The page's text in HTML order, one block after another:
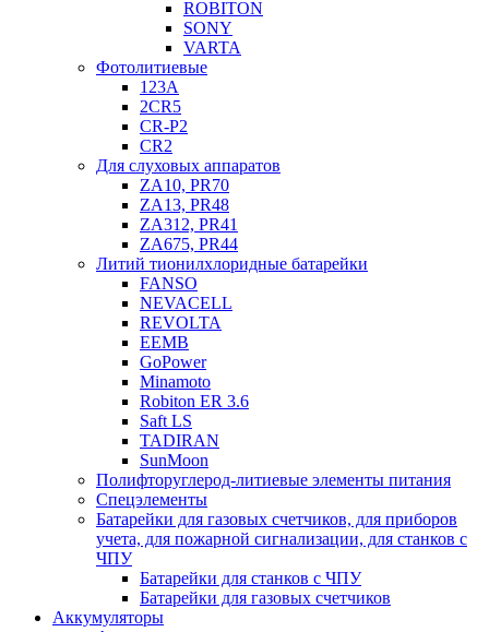
ROBITON
SONY
VARTA
Фотолитиевые
123A
2CR5
CR-P2
CR2
Для слуховых аппаратов
ZA10, PR70
ZA13, PR48
ZA312, PR41
ZA675, PR44
Литий тионилхлоридные батарейки
FANSO
NEVACELL
REVOLTA
EEMB
GoPower
Minamoto
Robiton ER 3.6
Saft LS
TADIRAN
SunMoon
Полифторуглерод-литиевые элементы питания
Спецэлементы
Батарейки для газовых счетчиков, для приборов
учета, для пожарной сигнализации, для станков с
ЧПУ
Батарейки для станков с ЧПУ
Батарейки для газовых счетчиков
Аккумуляторы